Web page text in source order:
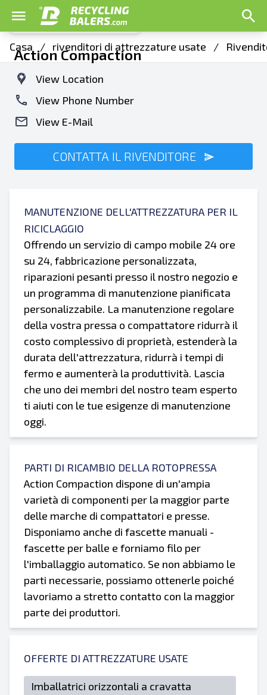
Casa / rivenditori di attrezzature usate /
Action Compaction
View Location
View Phone Number
View E-Mail
CONTATTA IL RIVENDITORE
MANUTENZIONE DELL'ATTREZZATURA PER IL
RICICLAGGIO
Offrendo un servizio di campo mobile 24 ore
su 24, fabbricazione personalizzata,
riparazioni pesanti presso il nostro negozio e
un programma di manutenzione pianificata
personalizzabile. La manutenzione regolare
della vostra pressa o compattatore ridurrà il
costo complessivo di proprietà, estenderà la
durata dell'attrezzatura, ridurrà i tempi di
fermo e aumenterà la produttività. Lascia
che uno dei membri del nostro team esperto
ti aiuti con le tue esigenze di manutenzione
oggi.
PARTI DI RICAMBIO DELLA ROTOPRESSA
Action Compaction dispone di un'ampia
varietà di componenti per la maggior parte
delle marche di compattatori e presse.
Disponiamo anche di fascette manuali -
fascette per balle e forniamo filo per
l'imballaggio automatico. Se non abbiamo le
parti necessarie, possiamo ottenerle poiché
lavoriamo a stretto contatto con la maggior
parte dei produttori.
OFFERTE DI ATTREZZATURE USATE
Imballatrici orizzontali a cravatta